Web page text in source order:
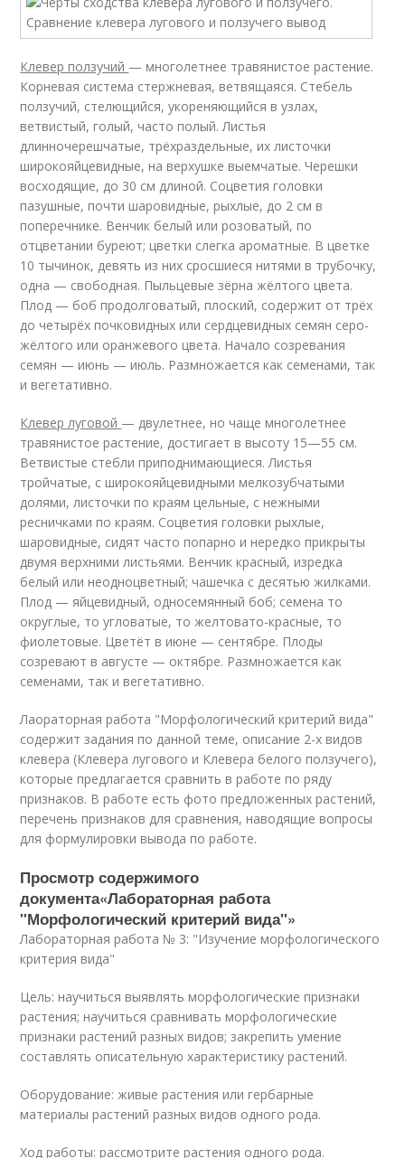
Клевер ползучий — многолетнее травянистое растение.
Корневая система стержневая, ветвящаяся. Стебель
ползучий, стелющийся, укореняющийся в узлах,
ветвистый, голый, часто полый. Листья
длинночерешчатые, трёхраздельные, их листочки
широкояйцевидные, на верхушке выемчатые. Черешки
восходящие, до 30 см длиной. Соцветия головки
пазушные, почти шаровидные, рыхлые, до 2 см в
поперечнике. Венчик белый или розоватый, по
отцветании буреют; цветки слегка ароматные. В цветке
10 тычинок, девять из них сросшиеся нитями в трубочку,
одна — свободная. Пыльцевые зёрна жёлтого цвета.
Плод — боб продолговатый, плоский, содержит от трёх
до четырёх почковидных или сердцевидных семян серо-
жёлтого или оранжевого цвета. Начало созревания
семян — июнь — июль. Размножается как семенами, так
и вегетативно.
Клевер луговой — двулетнее, но чаще многолетнее
травянистое растение, достигает в высоту 15—55 см.
Ветвистые стебли приподнимающиеся. Листья
тройчатые, с широкояйцевидными мелкозубчатыми
долями, листочки по краям цельные, с нежными
ресничками по краям. Соцветия головки рыхлые,
шаровидные, сидят часто попарно и нередко прикрыты
двумя верхними листьями. Венчик красный, изредка
белый или неодноцветный; чашечка с десятью жилками.
Плод — яйцевидный, односемянный боб; семена то
округлые, то угловатые, то желтовато-красные, то
фиолетовые. Цветёт в июне — сентябре. Плоды
созревают в августе — октябре. Размножается как
семенами, так и вегетативно.
Лаораторная работа "Морфологический критерий вида"
содержит задания по данной теме, описание 2-х видов
клевера (Клевера лугового и Клевера белого ползучего),
которые предлагается сравнить в работе по ряду
признаков. В работе есть фото предложенных растений,
перечень признаков для сравнения, наводящие вопросы
для формулировки вывода по работе.
Просмотр содержимого
документа«Лабораторная работа
"Морфологический критерий вида"»
Лабораторная работа № 3: "Изучение морфологического
критерия вида"
Цель: научиться выявлять морфологические признаки
растения; научиться сравнивать морфологические
признаки растений разных видов; закрепить умение
составлять описательную характеристику растений.
Оборудование: живые растения или гербарные
материалы растений разных видов одного рода.
Ход работы: рассмотрите растения одного рода.